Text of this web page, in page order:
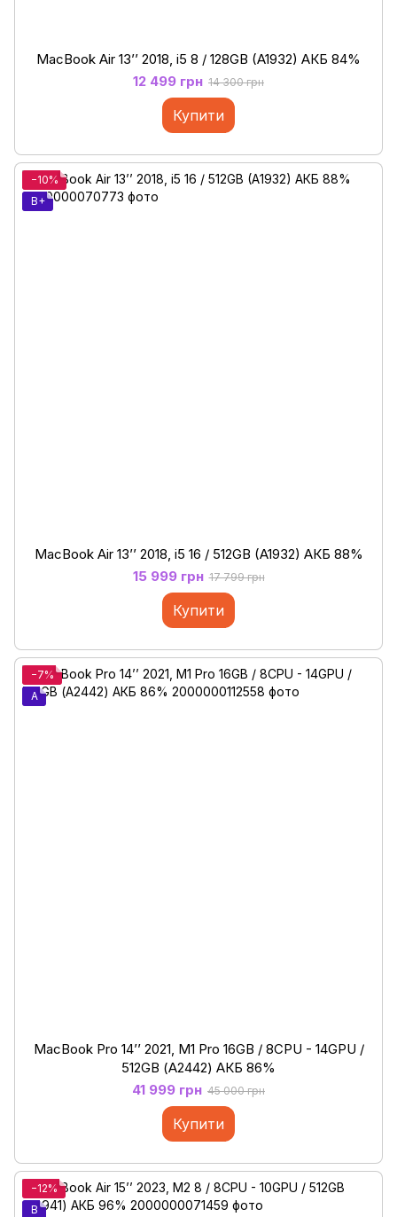
MacBook Air 13’’ 2018, i5 8 / 128GB (A1932) АКБ 84%
12 499 грн 14 300 грн
Купити
−10%
B+
MacBook Air 13’’ 2018, i5 16 / 512GB (A1932) АКБ 88%
15 999 грн 17 799 грн
Купити
−7%
A
MacBook Pro 14’’ 2021, M1 Pro 16GB / 8CPU - 14GPU /
512GB (А2442) АКБ 86%
41 999 грн 45 000 грн
Купити
−12%
B